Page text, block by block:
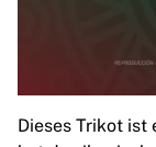
View all Basketball
Top NBA Teams
Charlotte Hornets
Dieses Trikot ist